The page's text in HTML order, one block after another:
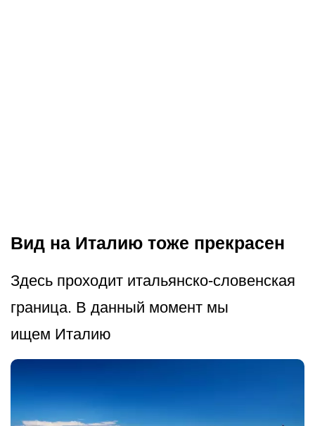
Вид на Италию тоже прекрасен
Здесь проходит итальянско-словенская
граница. В данный момент мы
ищем Италию